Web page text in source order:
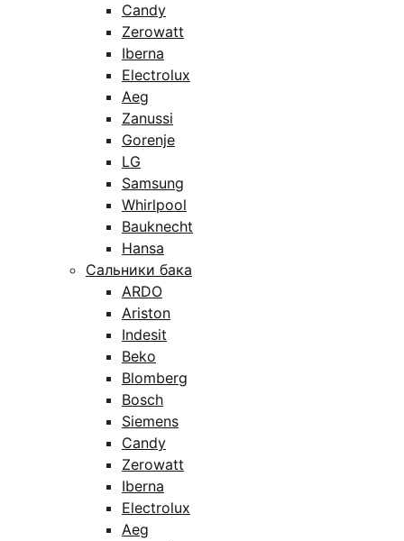
Candy
Zerowatt
Iberna
Electrolux
Aeg
Zanussi
Gorenje
LG
Samsung
Whirlpool
Bauknecht
Hansa
Сальники бака
ARDO
Ariston
Indesit
Beko
Blomberg
Bosch
Siemens
Candy
Zerowatt
Iberna
Electrolux
Aeg